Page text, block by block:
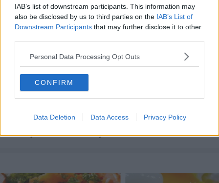
IAB’s list of downstream participants. This information may
also be disclosed by us to third parties on the IAB’s List of
Downstream Participants that may further disclose it to other
Personal Data Processing Opt Outs
CONFIRM
Data Deletion Data Access Privacy Policy
Mese de Paște delicioase: 8 rețete
tradiționale românești reinventate